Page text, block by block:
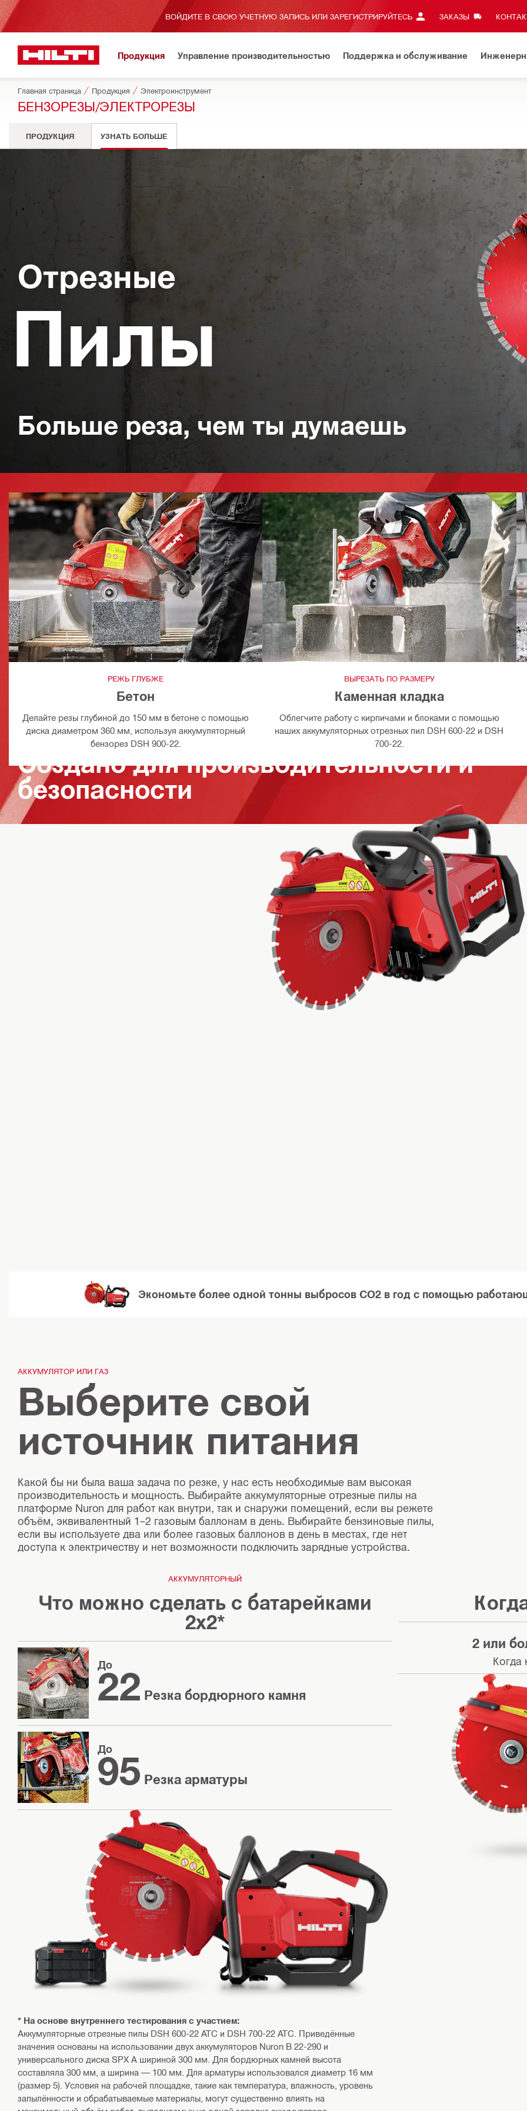
ВОЙДИТЕ В СВОЮ УЧЕТНУЮ ЗАПИСЬ ИЛИ ЗАРЕГИСТРИРУЙТЕСЬ ЗАКАЗЫ
Продукция Управление производительностью Поддержка и обслуживание
Главная страница Продукция Электроинструмент
БЕНЗОРЕЗЫ/ЭЛЕКТРОРЕЗЫ
ПРОДУКЦИЯ УЗНАТЬ БОЛЬШЕ
Отрезные
Пилы
Больше реза, чем ты думаешь
РЕЖЬ ГЛУБЖЕ
Бетон
Делайте резы глубиной до 150 мм в бетоне с помощью
диска диаметром 360 мм, используя аккумуляторный
бензорез DSH 900-22.
ВЫРЕЗАТЬ ПО РАЗМЕРУ
Каменная кладка
Облегчите работу с кирпичами и блоками с помощью
наших аккумуляторных отрезных пил DSH 600-22 и DSH
700-22.
Создано для производительности и
безопасности
Экономьте более одной тонны выбросов CO2 в год с помощью
АККУМУЛЯТОР ИЛИ ГАЗ
Выберите свой
источник питания
Какой бы ни была ваша задача по резке, у нас есть необходимые вам высокая
производительность и мощность. Выбирайте аккумуляторные отрезные пилы на
платформе Nuron для работ как внутри, так и снаружи помещений, если вы режете
объём, эквивалентный 1–2 газовым баллонам в день. Выбирайте бензиновые пилы,
если вы используете два или более газовых баллонов в день в местах, где нет
доступа к электричеству и нет возможности подключить зарядные устройства.
АККУМУЛЯТОРНЫЙ
Что можно сделать с батарейками
2x2*
До
22 Резка бордюрного камня
До
95 Резка арматуры
2 или
Когда
* На основе внутреннего тестирования с участием:
Аккумуляторные отрезные пилы DSH 600-22 ATC и DSH 700-22 ATC. Приведённые
значения основаны на использовании двух аккумуляторов Nuron B 22-290 и
универсального диска SPX A шириной 300 мм. Для бордюрных камней высота
составляла 300 мм, а ширина — 100 мм. Для арматуры использовался диаметр 16 мм
(размер 5). Условия на рабочей площадке, такие как температура, влажность, уровень
запылённости и обрабатываемые материалы, могут существенно влиять на